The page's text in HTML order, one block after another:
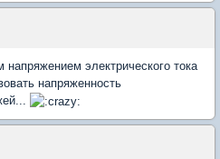
электрического тока
напряженность